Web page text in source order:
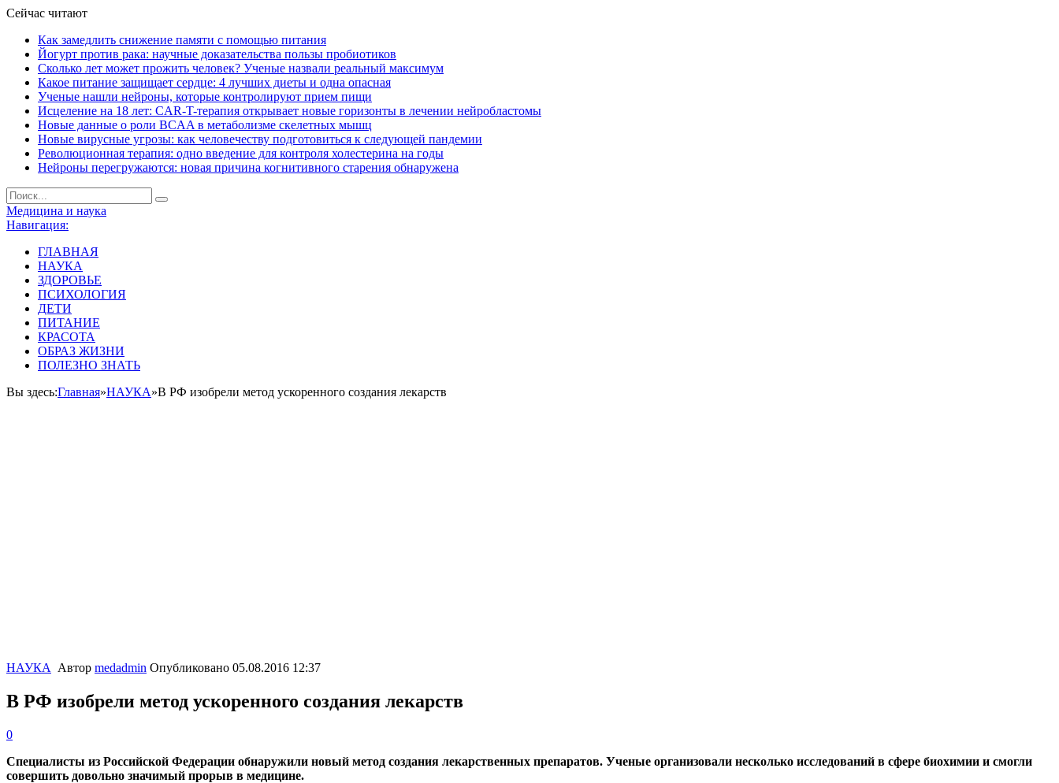
Сейчас читают
Как замедлить снижение памяти с помощью питания
Йогурт против рака: научные доказательства пользы пробиотиков
Сколько лет может прожить человек? Ученые назвали реальный максимум
Какое питание защищает сердце: 4 лучших диеты и одна опасная
Ученые нашли нейроны, которые контролируют прием пищи
Исцеление на 18 лет: CAR-T-терапия открывает новые горизонты в лечении нейробластомы
Новые данные о роли BCAA в метаболизме скелетных мышц
Новые вирусные угрозы: как человечеству подготовиться к следующей пандемии
Революционная терапия: одно введение для контроля холестерина на годы
Нейроны перегружаются: новая причина когнитивного старения обнаружена
Медицина и наука
Навигация:
ГЛАВНАЯ
НАУКА
ЗДОРОВЬЕ
ПСИХОЛОГИЯ
ДЕТИ
ПИТАНИЕ
КРАСОТА
ОБРАЗ ЖИЗНИ
ПОЛЕЗНО ЗНАТЬ
Вы здесь:Главная»НАУКА»В РФ изобрели метод ускоренного создания лекарств
НАУКА Автор medadmin Опубликовано 05.08.2016 12:37
В РФ изобрели метод ускоренного создания лекарств
0
Специалисты из Российской Федерации обнаружили новый метод создания лекарственных препаратов. Ученые организовали несколько исследований в сфере биохимии и смогли
совершить довольно значимый прорыв в медицине.